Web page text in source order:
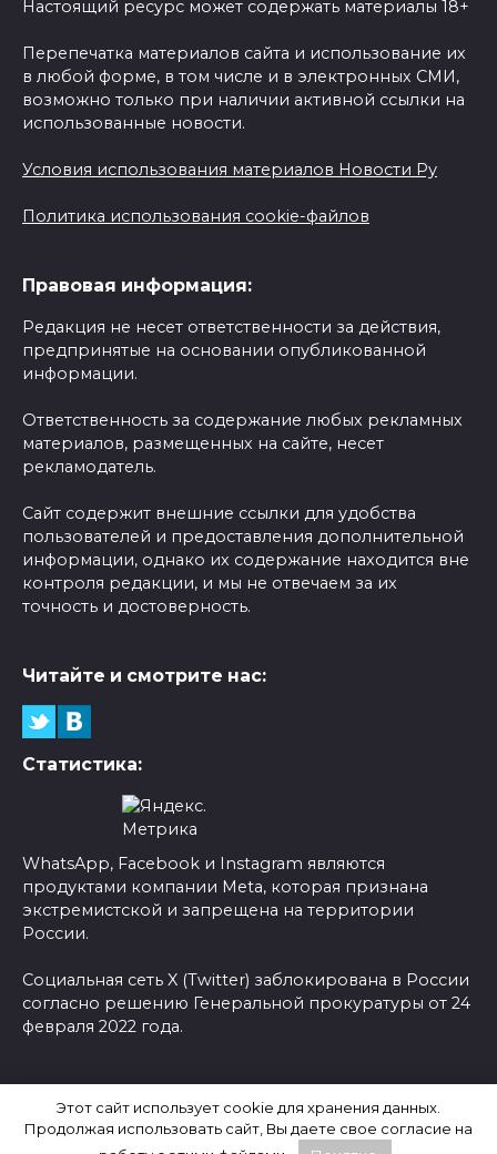
Настоящий ресурс может содержать материалы 18+
Перепечатка материалов сайта и использование их
в любой форме, в том числе и в электронных СМИ,
возможно только при наличии активной ссылки на
использованные новости.
Условия использования материалов Новости Ру
Политика использования cookie-файлов
Правовая информация:
Редакция не несет ответственности за действия,
предпринятые на основании опубликованной
информации.
Ответственность за содержание любых рекламных
материалов, размещенных на сайте, несет
рекламодатель.
Сайт содержит внешние ссылки для удобства
пользователей и предоставления дополнительной
информации, однако их содержание находится вне
контроля редакции, и мы не отвечаем за их
точность и достоверность.
Читайте и смотрите нас:
Статистика:
WhatsApp, Facebook и Instagram являются
продуктами компании Meta, которая признана
экстремистской и запрещена на территории
России.
Социальная сеть X (Twitter) заблокирована в России
согласно решению Генеральной прокуратуры от 24
февраля 2022 года.
Последние новости России
Этот сайт использует cookie для хранения данных.
Продолжая использовать сайт, Вы даете свое согласие на